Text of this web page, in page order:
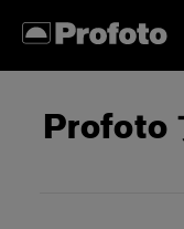
Profoto